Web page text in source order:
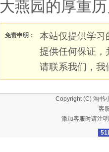
大燕园的厚重
免责申明：
本站仅提供学习
提供任何保证，
请联系我们，我
Copyright (C) 淘书
客
添加客服时请注